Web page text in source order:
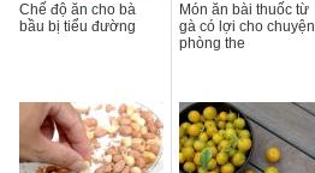
Chế độ ăn cho bà
bầu bị tiểu đường
Món ăn bài thuốc từ
gà có lợi cho chuyện
phòng the